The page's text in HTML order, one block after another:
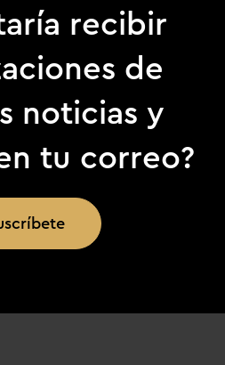
recibir
de
noticias y
tu correo?